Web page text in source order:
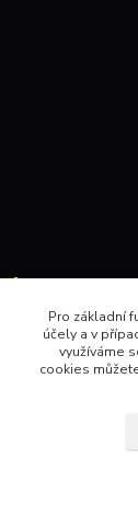
604
Pro základní
účely a v
využíváme
cookies